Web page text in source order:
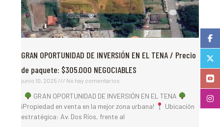
GRAN OPORTUNIDAD DE INVERSIÓN EN EL TENA / Precio
de paquete: $305.000 NEGOCIABLES
junio 10, 2025 No hay comentarios
GRAN OPORTUNIDAD DE INVERSIÓN EN EL TENA
¡Propiedad en venta en la mejor zona urbana!
Ubicación
estratégica: Av. Dos Ríos, frente al